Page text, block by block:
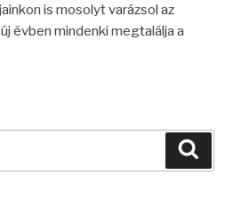
is mosolyt varázsol az
évben mindenki megtalálja a